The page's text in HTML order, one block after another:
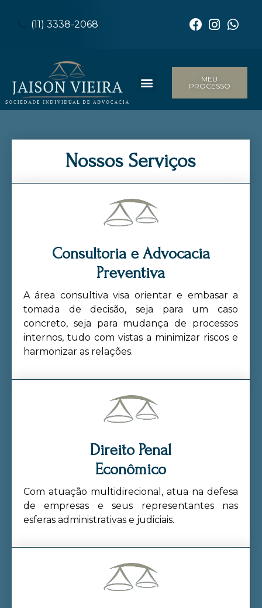
(11) 3338-2068
MEU
PROCESSO
Nossos Serviços
Consultoria e Advocacia
Preventiva
A área consultiva visa orientar e embasar a
tomada de decisão, seja para um caso
concreto, seja para mudança de processos
internos, tudo com vistas a minimizar riscos e
harmonizar as relações.
Direito Penal
Econômico
Com atuação multidirecional, atua na defesa
de empresas e seus representantes nas
esferas administrativas e judiciais.